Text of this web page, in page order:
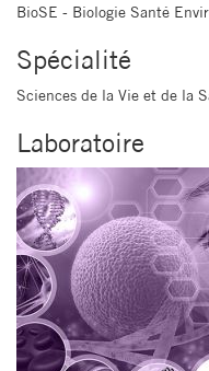
BioSE - Biologie Santé
Spécialité
Sciences de la Vie et de la
Laboratoire